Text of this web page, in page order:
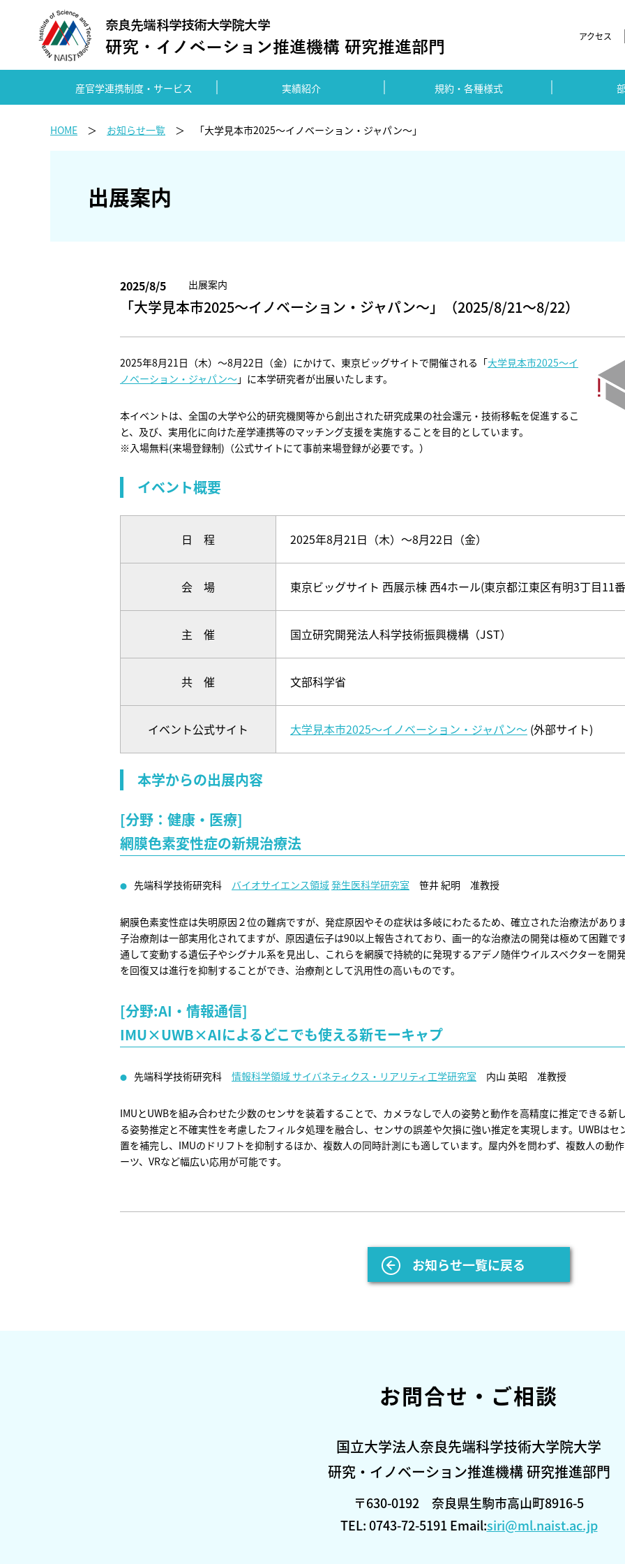
アクセス
産官学連携制度・サービス 実績紹介 規約・各種様式
HOME お知らせ一覧 「大学見本市2025～イノベーション・ジャパン～」
出展案内
2025/8/5 出展案内
「大学見本市2025～イノベーション・ジャパン～」（2025/8/21～8/22）
2025年8月21日（木）～8月22日（金）にかけて、東京ビッグサイトで開催される「大学見本市2025～イ
ノベーション・ジャパン～」に本学研究者が出展いたします。
本イベントは、全国の大学や公的研究機関等から創出された研究成果の社会還元・技術移転を促進するこ
と、及び、実用化に向けた産学連携等のマッチング支援を実施することを目的としています。
※入場無料(来場登録制)（公式サイトにて事前来場登録が必要です。）
イベント概要
日 程 2025年8月21日（木）～8月22日（金）
会 場 東京ビッグサイト 西展示棟 西4ホール(東京都江東区有明3丁目11
主 催 国立研究開発法人科学技術振興機構（JST）
共 催 文部科学省
イベント公式サイト 大学見本市2025～イノベーション・ジャパン～ (外部サイト)
本学からの出展内容
[分野：健康・医療]
網膜色素変性症の新規治療法
先端科学技術研究科 バイオサイエンス領域発生医科学研究室 笹井 紀明 准教授
網膜色素変性症は失明原因２位の難病ですが、発症原因やその症状は多岐にわたるため、確立された治療法があり
子治療剤は一部実用化されてますが、原因遺伝子は90以上報告されており、画一的な治療法の開発は極めて困難で
通して変動する遺伝子やシグナル系を見出し、これらを網膜で持続的に発現するアデノ随伴ウイルスベクターを開
を回復又は進行を抑制することができ、治療剤として汎用性の高いものです。
[分野:AI・情報通信]
IMU×UWB×AIによるどこでも使える新モーキャプ
先端科学技術研究科 情報科学領域 サイバネティクス・リアリティ工学研究室 内山 英昭 准教授
IMUとUWBを組み合わせた少数のセンサを装着することで、カメラなしで人の姿勢と動作を高精度に推定できる新
る姿勢推定と不確実性を考慮したフィルタ処理を融合し、センサの誤差や欠損に強い推定を実現します。UWBは
置を補完し、IMUのドリフトを抑制するほか、複数人の同時計測にも適しています。屋内外を問わず、複数人の動
ーツ、VRなど幅広い応用が可能です。
お知らせ一覧に戻る
お問合せ・ご相談
国立大学法人奈良先端科学技術大学院大学
研究・イノベーション推進機構 研究推進部門
〒630-0192 奈良県生駒市高山町8916-5
TEL: 0743-72-5191 Email:siri@ml.naist.ac.jp